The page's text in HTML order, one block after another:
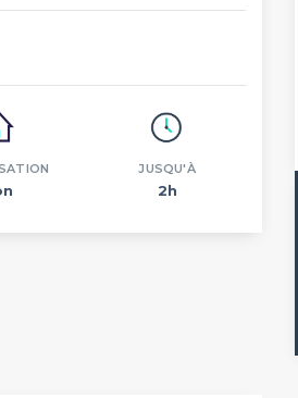
JUSQU'À
2h